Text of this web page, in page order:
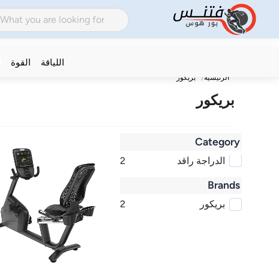
اللياقة القوة
الرئيسية بريكور
بريكور
Category
الدراجة راقد 2
Brands
بريكور 2